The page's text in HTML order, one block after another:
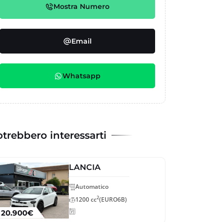
Mostra Numero
Email
Whatsapp
interessarti
20.900€
LANCIA
Automatico
1200 cc2(EURO6B)